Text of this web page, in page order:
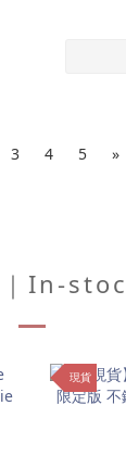
3 4 5 »
In-
現貨